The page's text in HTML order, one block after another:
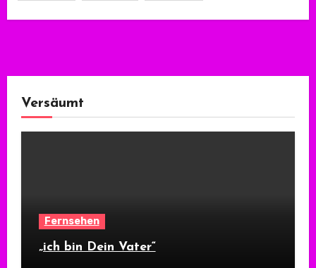
Versäumt
Fernsehen
„ich bin Dein Vater“